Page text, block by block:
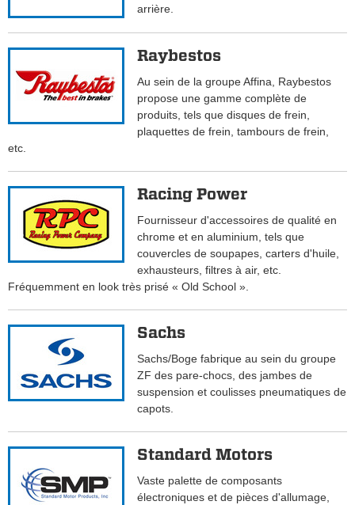
arrière.
Raybestos
Au sein de la groupe Affina, Raybestos
propose une gamme complète de
produits, tels que disques de frein,
plaquettes de frein, tambours de frein,
etc.
Racing Power
Fournisseur d'accessoires de qualité en
chrome et en aluminium, tels que
couvercles de soupapes, carters d'huile,
exhausteurs, filtres à air, etc.
Fréquemment en look très prisé « Old School ».
Sachs
Sachs/Boge fabrique au sein du groupe
ZF des pare-chocs, des jambes de
suspension et coulisses pneumatiques de
capots.
Standard Motors
Vaste palette de composants
électroniques et de pièces d'allumage,